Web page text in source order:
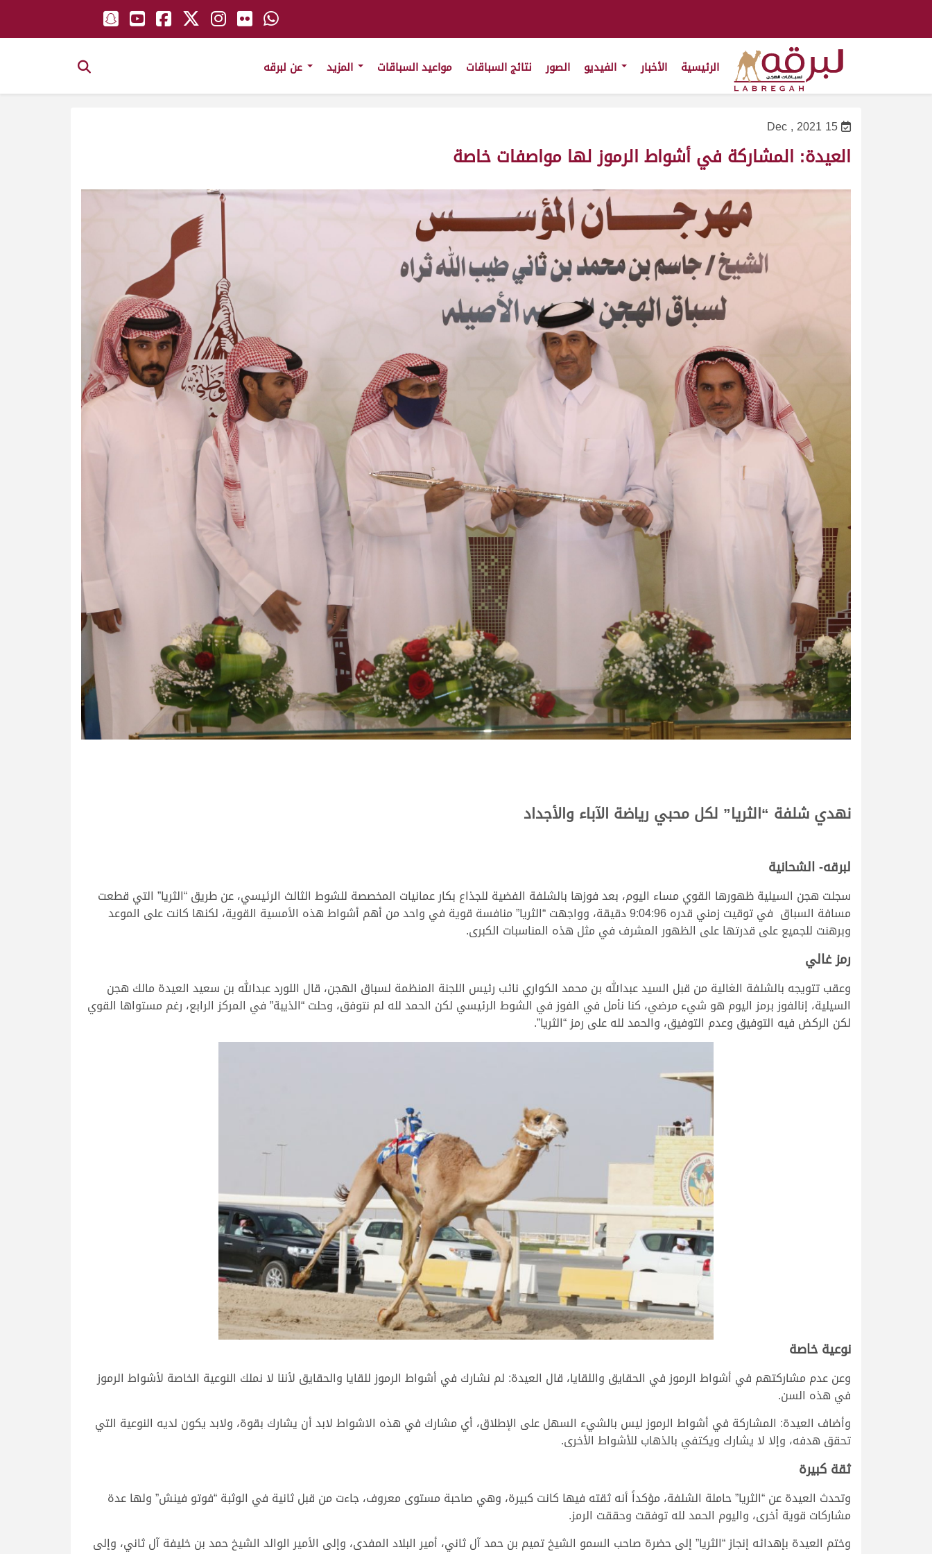
الرئيسية الأخبار الصور نتائج السباقات مواعيد السباقات
15 Dec , 2021
العيدة: المشاركة في أشواط الرموز لها مواصفات خاصة
نهدي شلفة “الثريا” لكل محبي رياضة الآباء والأجداد
لبرقه- الشحانية
سجلت هجن السيلية ظهورها القوي مساء اليوم، بعد فوزها بالشلفة الفضية للجذاع بكار عمانيات المخصصة للشوط الثالث الرئيسي، عن طريق “الثريا” التي قطعت
مسافة السباق في توقيت زمني قدره 9:04:96 دقيقة، وواجهت “الثريا” منافسة قوية في واحد من أهم أشواط هذه الأمسية القوية، لكنها كانت على الموعد
وبرهنت للجميع على قدرتها على الظهور المشرف في مثل هذه المناسبات الكبرى.
رمز غالي
وعقب تتويجه بالشلفة الغالية من قبل السيد عبدالله بن محمد الكواري نائب رئيس اللجنة المنظمة لسباق الهجن، قال اللورد عبدالله بن سعيد العيدة مالك هجن
السيلية، إنالفوز برمز اليوم هو شيء مرضي، كنا نأمل في الفوز في الشوط الرئيسي لكن الحمد لله لم نتوفق، وحلت “الذيبة” في المركز الرابع، رغم مستواها القوي
لكن الركض فيه التوفيق وعدم التوفيق، والحمد لله على رمز “الثريا”.
نوعية خاصة
وعن عدم مشاركتهم في أشواط الرموز في الحقايق واللقايا، قال العيدة: لم نشارك في أشواط الرموز للقايا والحقايق لأننا لا نملك النوعية الخاصة لأشواط الرموز
في هذه السن.
وأضاف العيدة: المشاركة في أشواط الرموز ليس بالشيء السهل على الإطلاق، أي مشارك في هذه الاشواط لابد أن يشارك بقوة، ولابد يكون لديه النوعية التي
تحقق هدفه، وإلا لا يشارك ويكتفي بالذهاب للأشواط الأخرى.
ثقة كبيرة
وتحدث العيدة عن “الثريا” حاملة الشلفة، مؤكداً أنه ثقته فيها كانت كبيرة، وهي صاحبة مستوى معروف، جاءت من قبل ثانية في الوثبة “فوتو فينش” ولها عدة
مشاركات قوية أخرى، واليوم الحمد لله توفقت وحققت الرمز.
وختم العيدة بإهدائه إنجاز “الثريا” إلى حضرة صاحب السمو الشيخ تميم بن حمد آل ثاني، أمير البلاد المفدى، وإلى الأمير الوالد الشيخ حمد بن خليفة آل ثاني، وإلى